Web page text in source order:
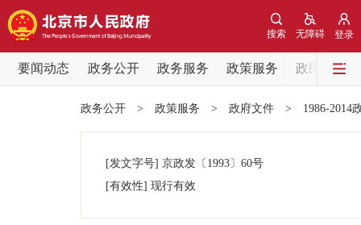
登录
无障碍
搜索
要闻动态 政务公开 政务服务 政策服务
政民互动
党中央精神
政务公开 > 政策服务 > 政府文件 > 1986-2014
[发文字号] 京政发 〔1993〕 60号
[有效性] 现行有效